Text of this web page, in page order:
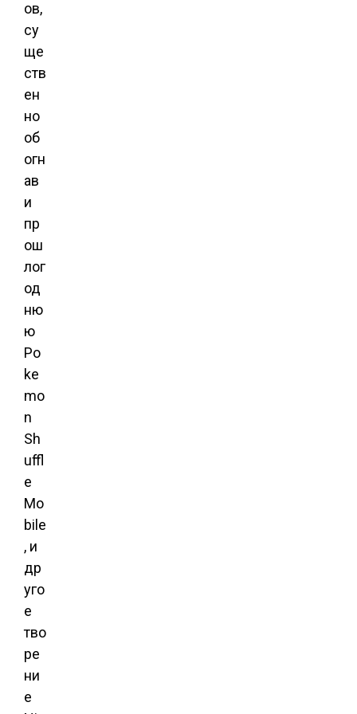
ов,
су
ще
ств
ен
но
об
огн
ав
и
пр
ош
лог
од
ню
ю
Po
ke
mo
n
Sh
uffl
e
Mo
bile
, и
др
уго
е
тво
ре
ни
е